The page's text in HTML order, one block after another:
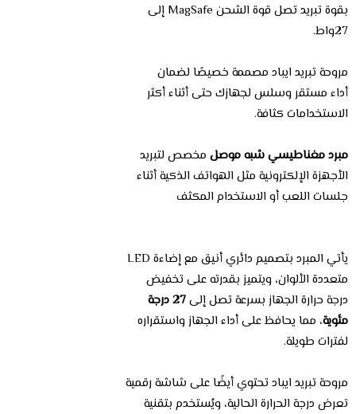
بقوة تبريد تصل قوة الشحن MagSafe إلى
27واط.
مروحة تبريد ايباد مصممة خصيصًا لضمان
أداء مستقر وسلس لجهازك حتى أثناء أكثر
الاستخدامات كثافة.
مبرد مغناطيسي شبه موصل مخصص لتبريد
الأجهزة الإلكترونية مثل الهواتف الذكية أثناء
جلسات اللعب أو الاستخدام المكثف
يأتي المبرد بتصميم دائري أنيق مع إضاءة LED
متعددة الألوان، ويتميز بقدرته على تخفيض
درجة حرارة الجهاز بسرعة تصل إلى27 درجة
مئوية، مما يحافظ على أداء الجهاز واستقراره
لفترات طويلة.
مروحة تبريد ايباد تحتوي أيضًا على شاشة رقمية
تعرض درجة الحرارة الحالية، ويُستخدم بتقنية